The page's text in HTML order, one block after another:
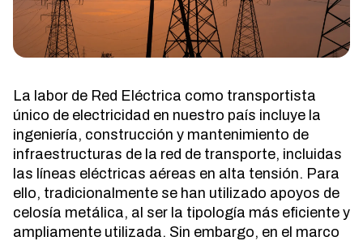
La labor de Red Eléctrica como transportista
único de electricidad en nuestro país incluye la
ingeniería, construcción y mantenimiento de
infraestructuras de la red de transporte, incluidas
las líneas eléctricas aéreas en alta tensión. Para
ello, tradicionalmente se han utilizado apoyos de
celosía metálica, al ser la tipología más eficiente y
ampliamente utilizada. Sin embargo, en el marco